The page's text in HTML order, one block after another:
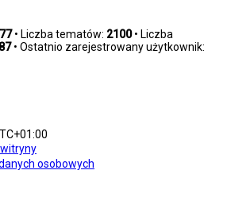
• Liczba tematów: 2100• Liczba
• Ostatnio zarejestrowany użytkownik:
osobowych